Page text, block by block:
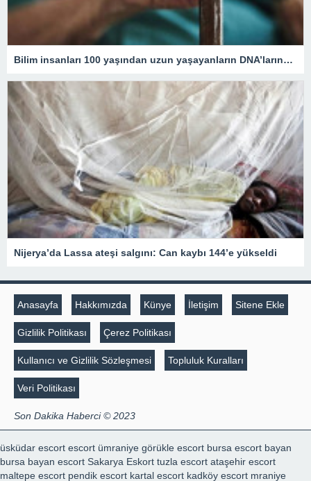
Bilim insanları 100 yaşından uzun yaşayanların DNA’larındaki kritik özelliği tespit etti
Nijerya’da Lassa ateşi salgını: Can kaybı 144’e yükseldi
Anasayfa Hakkımızda Künye İletişim Sitene Ekle
Gizlilik Politikası Çerez Politikası
Kullanıcı ve Gizlilik Sözleşmesi Topluluk Kuralları
Veri Politikası
Son Dakika Haberci © 2023
üsküdar escort escort ümraniye görükle escort bursa escort bayan
bursa bayan escort Sakarya Eskort tuzla escort ataşehir escort
maltepe escort pendik escort kartal escort kadköy escort mraniye